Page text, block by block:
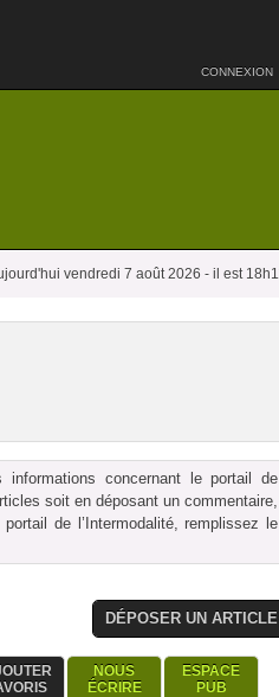
CONNEXION
vendredi 7 août 2026 - il est
concernant le portail de
soit en déposant un commentaire,
de l’Intermodalité, remplissez le
DÉPOSER UN ARTICLE
NOUS
ÉCRIRE
ESPACE
PUB